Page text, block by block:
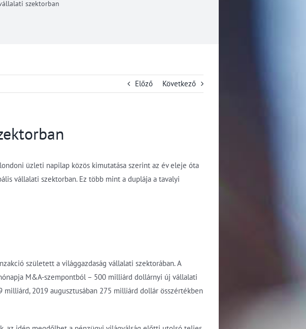
szektorban
Előző Következő
üzleti napilap közös kimutatása szerint az év eleje óta
vállalati szektorban. Ez több mint a duplája a tavalyi
született a világgazdaság vállalati szektorában. A
M&A-szempontból – 500 milliárd dollárnyi új vállalati
2019 augusztusában 275 milliárd dollár összértékben